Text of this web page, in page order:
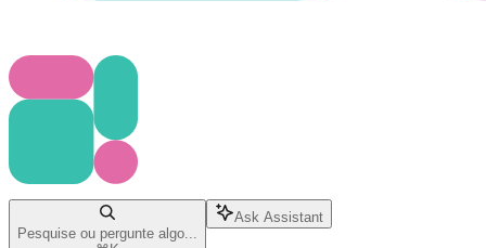
Pesquise ou pergunte algo...
Ask Assistant